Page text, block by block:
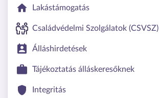
Lakástámogatás
Családvédelmi Szolgálatok (CSVSZ)
Álláshirdetések
Tájékoztatás álláskeresőknek
Integritás